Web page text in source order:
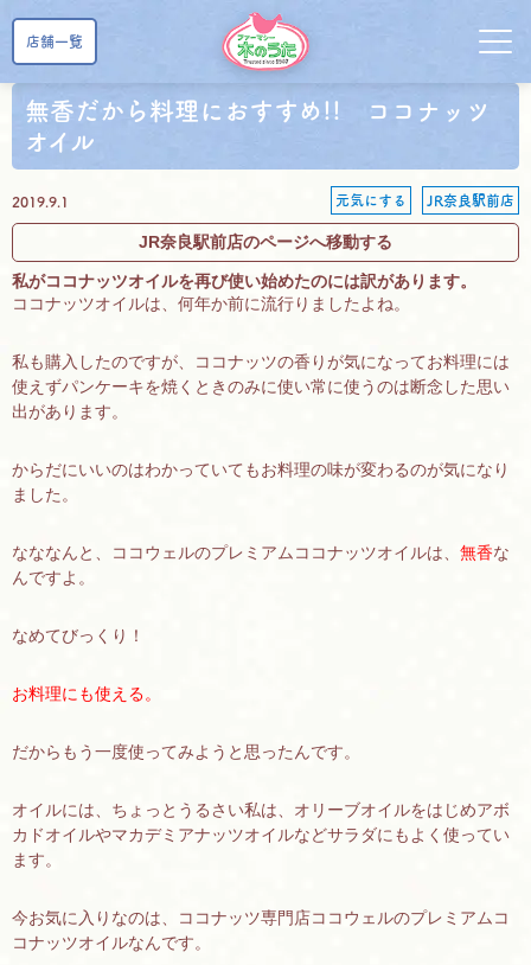
店舗一覧
無香だから料理におすすめ!! ココナッツ
オイル
2019.9.1 元気にする JR奈良駅前店
JR奈良駅前店のページへ移動する
私がココナッツオイルを再び使い始めたのには訳があります。
ココナッツオイルは、何年か前に流行りましたよね。
私も購入したのですが、ココナッツの香りが気になってお料理には
使えずパンケーキを焼くときのみに使い常に使うのは断念した思い
出があります。
からだにいいのはわかっていてもお料理の味が変わるのが気になり
ました。
なななんと、ココウェルのプレミアムココナッツオイルは、 無香な
んですよ。
なめてびっくり！
お料理にも使える。
だからもう一度使ってみようと思ったんです。
オイルには、ちょっとうるさい私は、オリーブオイルをはじめアボ
カドオイルやマカデミアナッツオイルなどサラダにもよく使ってい
ます。
今お気に入りなのは、ココナッツ専門店ココウェルのプレミアムコ
コナッツオイルなんです。